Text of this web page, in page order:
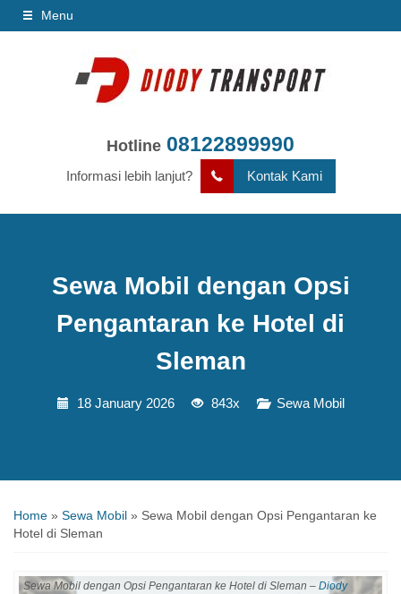
Menu
Hotline 08122899990
Informasi lebih lanjut? Kontak Kami
Sewa Mobil dengan Opsi
Pengantaran ke Hotel di
Sleman
18 January 2026 843x Sewa Mobil
Home » Sewa Mobil » Sewa Mobil dengan Opsi Pengantaran ke
Hotel di Sleman
Sewa Mobil dengan Opsi Pengantaran ke Hotel di Sleman – Diody